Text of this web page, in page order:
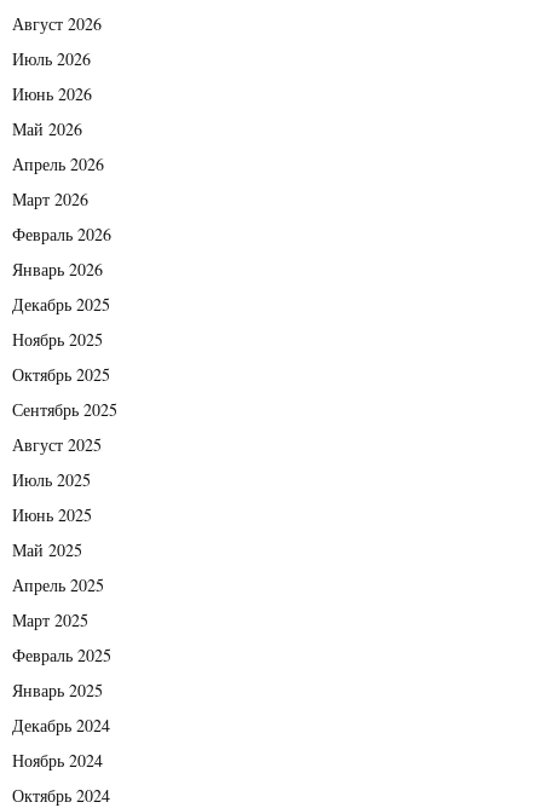
Август 2026
Июль 2026
Июнь 2026
Май 2026
Апрель 2026
Март 2026
Февраль 2026
Январь 2026
Декабрь 2025
Ноябрь 2025
Октябрь 2025
Сентябрь 2025
Август 2025
Июль 2025
Июнь 2025
Май 2025
Апрель 2025
Март 2025
Февраль 2025
Январь 2025
Декабрь 2024
Ноябрь 2024
Октябрь 2024